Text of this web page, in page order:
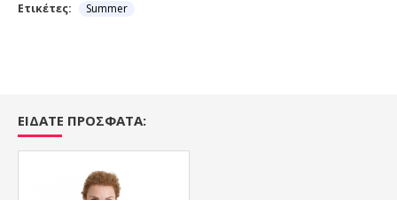
Ετικέτες: Summer
ΕΙΔΑΤΕ ΠΡΟΣΦΑΤΑ: